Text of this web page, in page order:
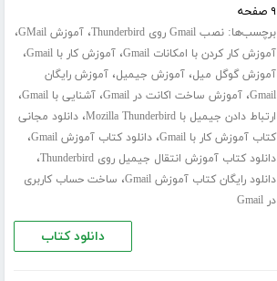
۹ صفحه
برچسب‌ها:نصب Gmail روی Thunderbird ،آموزش GMail ،
آموزش کار کردن با امکانات Gmail ،آموزش کار با Gmail ،
آموزش گوگل میل،آموزش جیمیل،آموزش رایگان
Gmail،آموزش ساخت اکانت در Gmail ،آشنایی با Gmail ،
ارتباط دادن جیمیل با Mozilla Thunderbird ،دانلود مجانی
کتاب آموزش کار با Gmail
،دانلود کتاب آموزش Gmail ،
دانلود کتاب آموزش انتقال جیمیل روی Thunderbird ،
دانلود رایگان کتاب آموزش Gmail ، ساخت حساب کاربری
در Gmail
دانلود کتاب